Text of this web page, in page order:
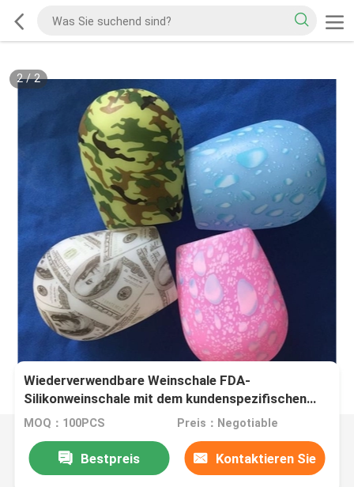
2/2
Wiederverwendbare Weinschale FDA-
Silikonweinschale mit dem kundenspezifischen
Logodruck verfügbar
MOQ：100PCS Preis：Negotiable
Bestpreis Kontaktieren Sie